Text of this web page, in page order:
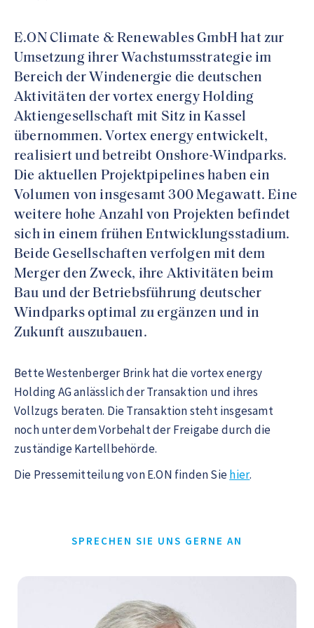
E.ON Climate & Renewables GmbH hat zur
Umsetzung ihrer Wachstumsstrategie im
Bereich der Windenergie die deutschen
Aktivitäten der vortex energy Holding
Aktiengesellschaft mit Sitz in Kassel
übernommen. Vortex energy entwickelt,
realisiert und betreibt Onshore-Windparks.
Die aktuellen Projektpipelines haben ein
Volumen von insgesamt 300 Megawatt. Eine
weitere hohe Anzahl von Projekten befindet
sich in einem frühen Entwicklungsstadium.
Beide Gesellschaften verfolgen mit dem
Merger den Zweck, ihre Aktivitäten beim
Bau und der Betriebsführung deutscher
Windparks optimal zu ergänzen und in
Zukunft auszubauen.
Bette Westenberger Brink hat die vortex energy
Holding AG anlässlich der Transaktion und ihres
Vollzugs beraten. Die Transaktion steht insgesamt
noch unter dem Vorbehalt der Freigabe durch die
zuständige Kartellbehörde.
Die Pressemitteilung von E.ON finden Siehier.
SPRECHEN SIE UNS GERNE AN